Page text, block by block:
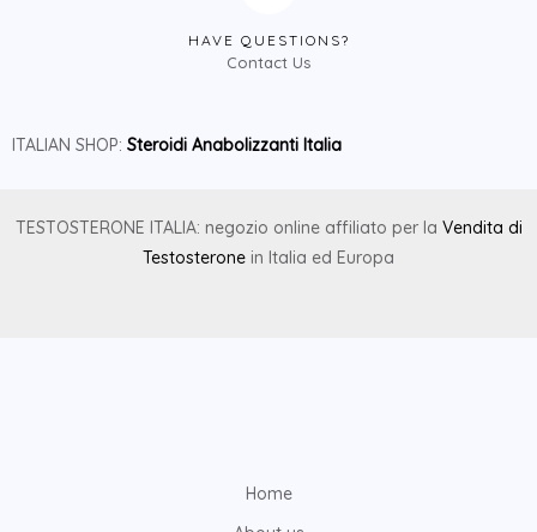
HAVE QUESTIONS?
Contact Us
ITALIAN SHOP: Steroidi Anabolizzanti Italia
TESTOSTERONE ITALIA: negozio online affiliato per la Vendita di
Testosterone in Italia ed Europa
Home